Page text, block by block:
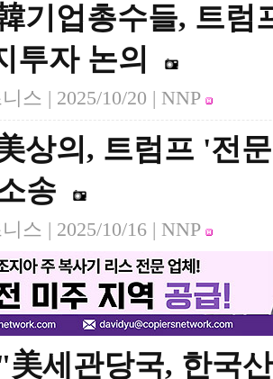
기업총수들, 트럼
투자 논의
스 | 2025/10/20 | NNP
상의, 트럼프 '전
송
스 | 2025/10/16 | NNP
美세관당국, 한국